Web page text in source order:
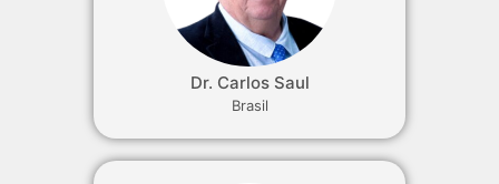
Dr. Carlos Saul
Brasil